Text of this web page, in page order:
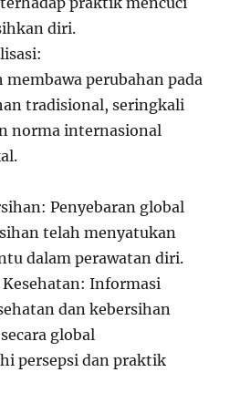
diri.
membawa perubahan pada
tradisional, seringkali
norma internasional
Penyebaran global
telah menyatukan
dalam perawatan diri.
Informasi
dan kebersihan
global
persepsi dan praktik